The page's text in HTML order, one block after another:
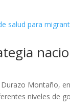
Montaño,
niveles de